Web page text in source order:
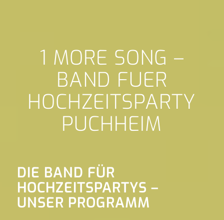
1 MORE SONG –
BAND FUER
HOCHZEITSPARTY
PUCHHEIM
DIE BAND FÜR
HOCHZEITSPARTYS –
UNSER PROGRAMM